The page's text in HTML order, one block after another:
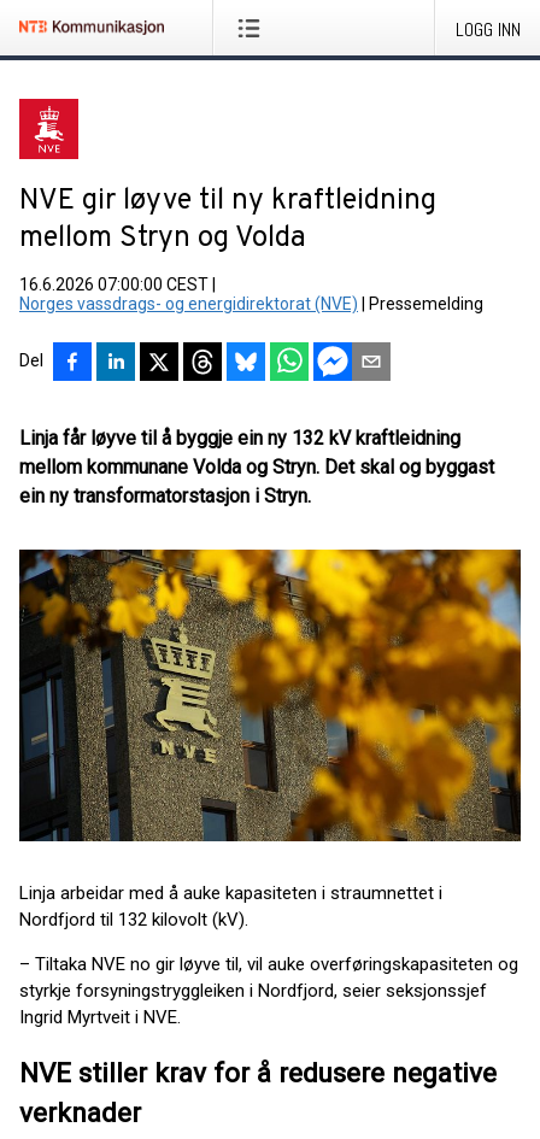
LOGG INN
NVE gir løyve til ny kraftleidning
mellom Stryn og Volda
16.6.2026 07:00:00 CEST
Norges vassdrags- og energidirektorat (NVE)
Pressemelding
Del
Linja får løyve til å byggje ein ny 132 kV kraftleidning
mellom kommunane Volda og Stryn. Det skal og byggast
ein ny transformatorstasjon i Stryn.
Linja arbeidar med å auke kapasiteten i straumnettet i
Nordfjord til 132 kilovolt (kV).
– Tiltaka NVE no gir løyve til, vil auke overføringskapasiteten og
styrkje forsyningstryggleiken i Nordfjord, seier seksjonssjef
Ingrid Myrtveit i NVE.
NVE stiller krav for å redusere negative
verknader